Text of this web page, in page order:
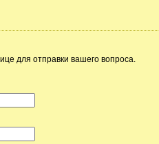
для отправки вашего вопроса.